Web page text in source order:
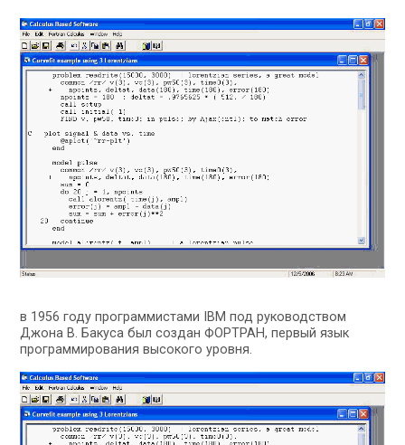
в 1956 году программистами IBM под руководством
Джона В. Бакуса был создан ФОРТРАН, первый язык
программирования высокого уровня.